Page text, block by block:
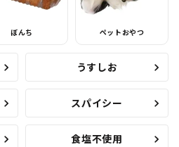
ぼんち ペットおやつ
うすしお
スパイシー
食塩不使用